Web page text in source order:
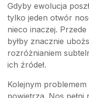
Gdyby ewolucja
tylko jeden otwór
nieco inaczej.
byłby znacznie
rozróżnianiem
ich źródeł.
Kolejnym